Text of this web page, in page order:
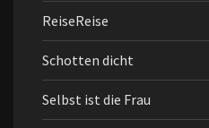
ReiseReise
Schotten dicht
Selbst ist die Frau